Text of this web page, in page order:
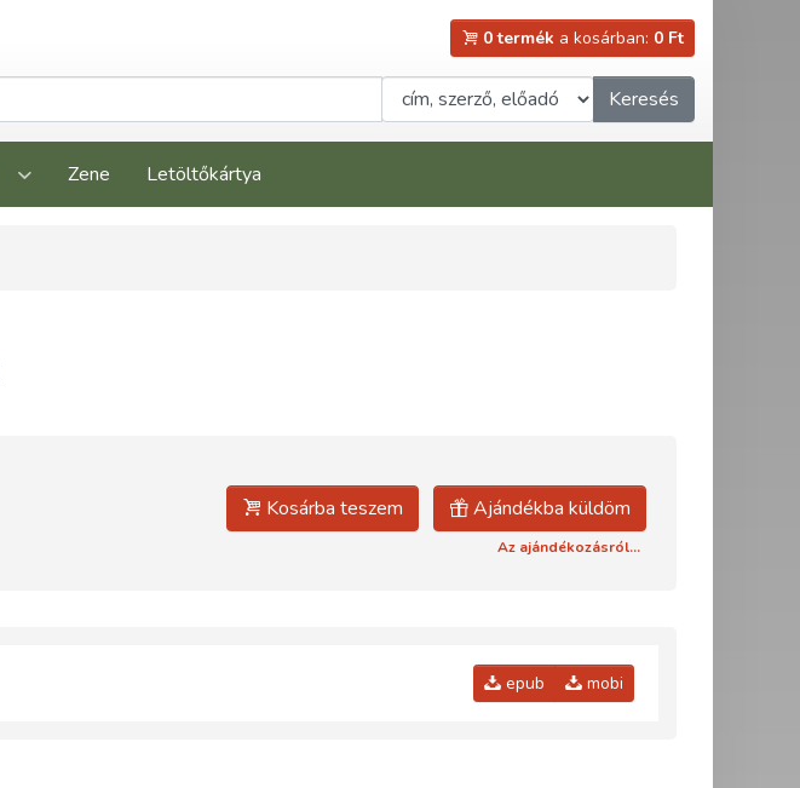
0 termék a kosárban: 0 Ft
Keresés
Zene Letöltőkártya
Kosárba teszem Ajándékba küldöm
Az ajándékozásról...
epub mobi